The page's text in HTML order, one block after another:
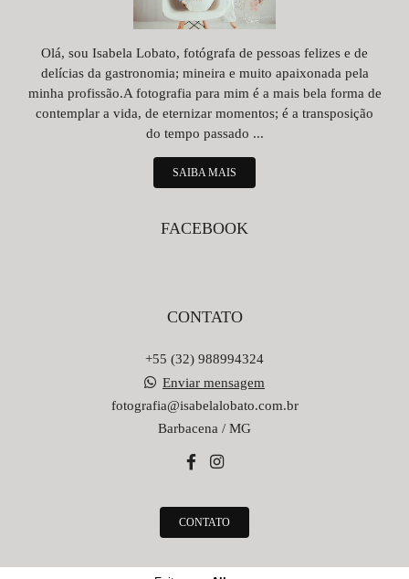
Olá, sou Isabela Lobato, fotógrafa de pessoas felizes e de
delícias da gastronomia; mineira e muito apaixonada pela
minha profissão.A fotografia para mim é a mais bela forma de
contemplar a vida, de eternizar momentos; é a transposição
do tempo passado ...
SAIBA MAIS
FACEBOOK
CONTATO
+55 (32) 988994324
Enviar mensagem
fotografia@isabelalobato.com.br
Barbacena / MG
CONTATO